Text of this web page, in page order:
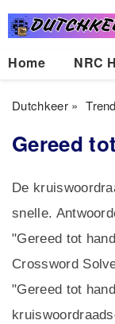
Home NRC
Dutchkeer»
Gereed
De
snelle.
"Gereed tot
Crossword
"Gereed tot